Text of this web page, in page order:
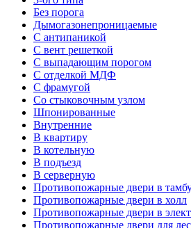
Без порога
Дымогазонепроницаемые
С антипаникой
С вент решеткой
С выпадающим порогом
С отделкой МДФ
С фрамугой
Со стыковочным узлом
Шпонированные
Внутренние
В квартиру
В котельную
В подъезд
В серверную
Противопожарные двери в
Противопожарные двери в холл
Противопожарные двери в
Противопожарные двери для